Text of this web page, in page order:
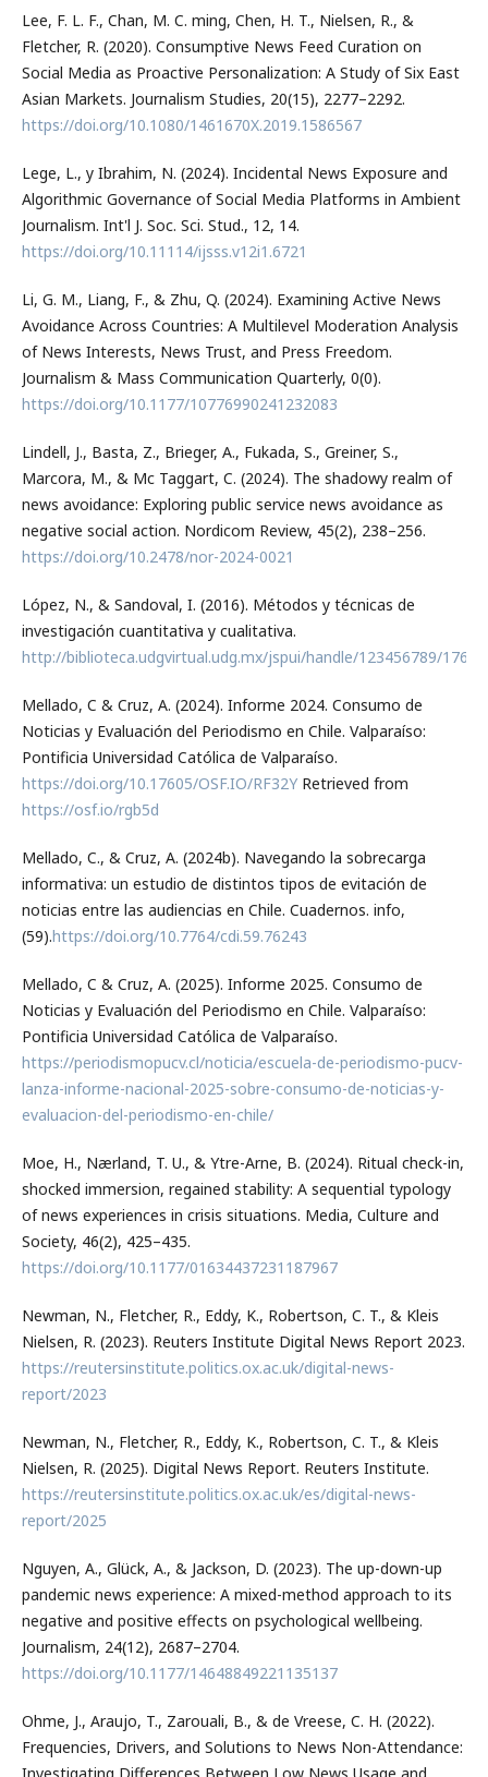
Lee, F. L. F., Chan, M. C. ming, Chen, H. T., Nielsen, R., &
Fletcher, R. (2020). Consumptive News Feed Curation on
Social Media as Proactive Personalization: A Study of Six East
Asian Markets. Journalism Studies, 20(15), 2277–2292.
https://doi.org/10.1080/1461670X.2019.1586567
Lege, L., y Ibrahim, N. (2024). Incidental News Exposure and
Algorithmic Governance of Social Media Platforms in Ambient
Journalism. Int'l J. Soc. Sci. Stud., 12, 14.
https://doi.org/10.11114/ijsss.v12i1.6721
Li, G. M., Liang, F., & Zhu, Q. (2024). Examining Active News
Avoidance Across Countries: A Multilevel Moderation Analysis
of News Interests, News Trust, and Press Freedom.
Journalism & Mass Communication Quarterly, 0(0).
https://doi.org/10.1177/10776990241232083
Lindell, J., Basta, Z., Brieger, A., Fukada, S., Greiner, S.,
Marcora, M., & Mc Taggart, C. (2024). The shadowy realm of
news avoidance: Exploring public service news avoidance as
negative social action. Nordicom Review, 45(2), 238–256.
https://doi.org/10.2478/nor-2024-0021
López, N., & Sandoval, I. (2016). Métodos y técnicas de
investigación cuantitativa y cualitativa.
http://biblioteca.udgvirtual.udg.mx/jspui/handle/123456789/176
Mellado, C & Cruz, A. (2024). Informe 2024. Consumo de
Noticias y Evaluación del Periodismo en Chile. Valparaíso:
Pontificia Universidad Católica de Valparaíso.
https://doi.org/10.17605/OSF.IO/RF32YRetrieved from
https://osf.io/rgb5d
Mellado, C., & Cruz, A. (2024b). Navegando la sobrecarga
informativa: un estudio de distintos tipos de evitación de
noticias entre las audiencias en Chile. Cuadernos. info,
(59).https://doi.org/10.7764/cdi.59.76243
Mellado, C & Cruz, A. (2025). Informe 2025. Consumo de
Noticias y Evaluación del Periodismo en Chile. Valparaíso:
Pontificia Universidad Católica de Valparaíso.
https://periodismopucv.cl/noticia/escuela-de-periodismo-pucv-
lanza-informe-nacional-2025-sobre-consumo-de-noticias-y-
evaluacion-del-periodismo-en-chile/
Moe, H., Nærland, T. U., & Ytre-Arne, B. (2024). Ritual check-in,
shocked immersion, regained stability: A sequential typology
of news experiences in crisis situations. Media, Culture and
Society, 46(2), 425–435.
https://doi.org/10.1177/01634437231187967
Newman, N., Fletcher, R., Eddy, K., Robertson, C. T., & Kleis
Nielsen, R. (2023). Reuters Institute Digital News Report 2023.
https://reutersinstitute.politics.ox.ac.uk/digital-news-
report/2023
Newman, N., Fletcher, R., Eddy, K., Robertson, C. T., & Kleis
Nielsen, R. (2025). Digital News Report. Reuters Institute.
https://reutersinstitute.politics.ox.ac.uk/es/digital-news-
report/2025
Nguyen, A., Glück, A., & Jackson, D. (2023). The up-down-up
pandemic news experience: A mixed-method approach to its
negative and positive effects on psychological wellbeing.
Journalism, 24(12), 2687–2704.
https://doi.org/10.1177/14648849221135137
Ohme, J., Araujo, T., Zarouali, B., & de Vreese, C. H. (2022).
Frequencies, Drivers, and Solutions to News Non-Attendance: